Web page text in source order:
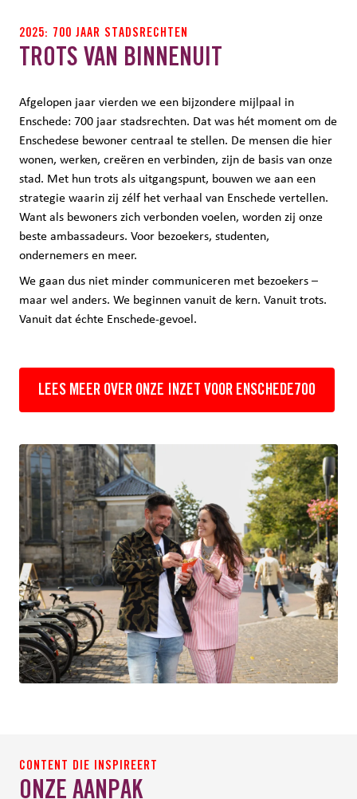
2025: 700 JAAR STADSRECHTEN
TROTS VAN BINNENUIT
Afgelopen jaar vierden we een bijzondere mijlpaal in
Enschede: 700 jaar stadsrechten. Dat was hét moment om de
Enschedese bewoner centraal te stellen. De mensen die hier
wonen, werken, creëren en verbinden, zijn de basis van onze
stad. Met hun trots als uitgangspunt, bouwen we aan een
strategie waarin zij zélf het verhaal van Enschede vertellen.
Want als bewoners zich verbonden voelen, worden zij onze
beste ambassadeurs. Voor bezoekers, studenten,
ondernemers en meer.
We gaan dus niet minder communiceren met bezoekers –
maar wel anders. We beginnen vanuit de kern. Vanuit trots.
Vanuit dat échte Enschede-gevoel.
LEES MEER OVER ONZE INZET VOOR ENSCHEDE700
CONTENT DIE INSPIREERT
ONZE AANPAK